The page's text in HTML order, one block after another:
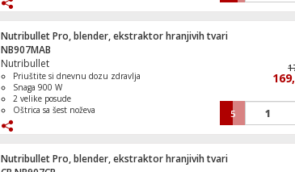
Nutribullet Pro, blender, ekstraktor hranjivih tvari
NB907MAB
Nutribullet
Priuštite si dnevnu dozu zdravlja
Snaga 900 W
2 velike posude
Oštrica sa šest noževa
5
Nutribullet Pro, blender, ekstraktor hranjivih tvari